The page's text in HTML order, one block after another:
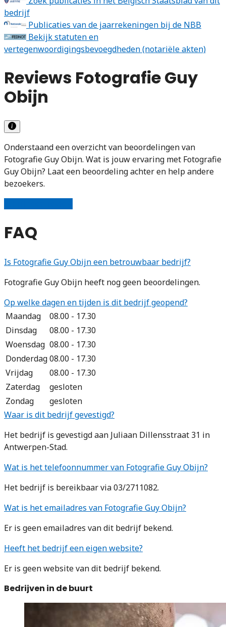
bedrijf
Publicaties van de jaarrekeningen bij de NBB
Bekijk statuten en
vertegenwoordigingsbevoegdheden (notariële akten)
Reviews Fotografie Guy
Obijn
Onderstaand een overzicht van beoordelingen van
Fotografie Guy Obijn. Wat is jouw ervaring met Fotografie
Guy Obijn? Laat een beoordeling achter en help andere
bezoekers.
FAQ
Is Fotografie Guy Obijn een betrouwbaar bedrijf?
Fotografie Guy Obijn heeft nog geen beoordelingen.
Op welke dagen en tijden is dit bedrijf geopend?
Maandag
08.00 - 17.30
Dinsdag
08.00 - 17.30
Woensdag 08.00 - 17.30
Donderdag08.00 - 17.30
Vrijdag
08.00 - 17.30
Zaterdag
gesloten
Zondag
gesloten
Waar is dit bedrijf gevestigd?
Het bedrijf is gevestigd aan Juliaan Dillensstraat 31 in
Antwerpen-Stad.
Wat is het telefoonnummer van Fotografie Guy Obijn?
Het bedrijf is bereikbaar via 03/2711082.
Wat is het emailadres van Fotografie Guy Obijn?
Er is geen emailadres van dit bedrijf bekend.
Heeft het bedrijf een eigen website?
Er is geen website van dit bedrijf bekend.
Bedrijven in de buurt